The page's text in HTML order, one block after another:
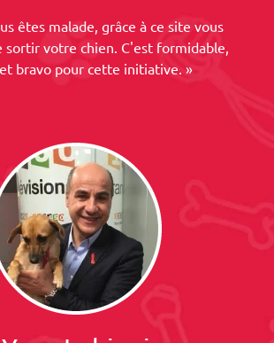
êtes malade, grâce à ce site vous
sortir votre chien. C'est formidable,
bravo pour cette initiative. »